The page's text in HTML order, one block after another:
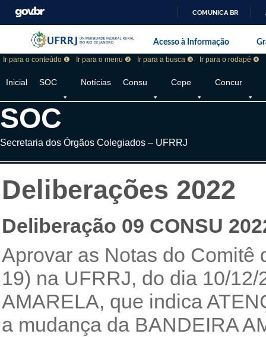
COMUNICA BR
Pular barra institucional
Barra institucional da Universidade
Acesso à Informação
Ir para o conteúdo ❶ Ir para o menu ❷ Ir para a busca ❸ Ir para o rodapé ❹
Inicial SOC Notícias Consu Cepe Concur
SOC
Secretaria dos Órgãos Colegiados – UFRRJ
Deliberações 2022
Deliberação 09 CONSU
Aprovar as Notas do Comitê
19) na UFRRJ, do dia 10/
AMARELA, que indica
a mudança da BANDEIRA